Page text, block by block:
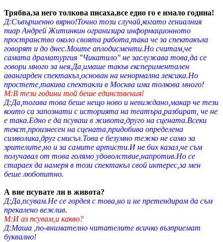
Трябва,за него толкова писаха,все едно го е имало година!
Д:Съвършенно вярно!Точно този случай,когато гениалния
пиар Андрей Житинкин огранизира информационното
пространство около своята работа,така че за спектакъла
говорят и до днес.Моите аплодисменти.Но считам,че
самата драматургия "Чикатило" не заслужава това,да се
говори много за нея.Да,имаше такъв експериментален
авангарден спектакъл,основан на ненормална лексика.Но
простете,такива спектакли в Москва има толкова много!
М:В тези години той беше единствения!
Д:Да,тогава това беше нещо ново и невиждано,макар че тези
които са запознати с историята на театъра,разбират, че не
е така.Едно е да псуваш в живота,друго на сцената.Всеки
текст,произнесен на сцената,придобива определена
символика,друг смисъл.Това е безумно тежко не само за
зрителите,но и за самите артисти.И не бих казал,че съм
получавал от това голямо удоволствие,напротив.Но се
стараех да намеря в този спектакъл свой интерес,за мен
беше любопитно.
А вие псувате ли в живота?
Д:Да,псувам.Не се гордея с това,но и не претендирам да съм
прекалено вежлив.
М:И аз псувам,и какво?
Д:Маша ,по-внимателно читателите всичко възприемат
буквално!